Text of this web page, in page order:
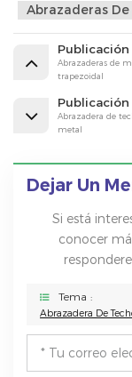
Abrazaderas
Abrazaderas de
trapezoidal
Abrazadera de
metal
Dejar Un
Si está
conocer
Tema :